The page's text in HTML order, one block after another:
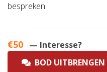
bespreken.
€50 — Interesse?
BOD